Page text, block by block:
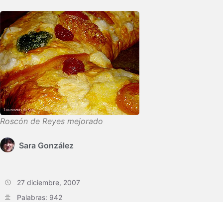
Roscón de Reyes mejorado
Sara González
27 diciembre, 2007
Palabras: 942